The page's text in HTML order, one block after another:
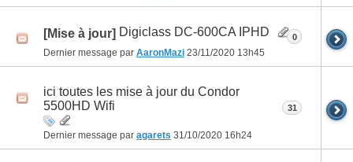
[Mise à jour] Digiclass DC-600CA IPHD
Dernier message par AaronMazi 23/11/2020 13h45
0
ici toutes les mise à jour du Condor
5500HD Wifi
Dernier message par agarets 31/10/2020 16h24
31